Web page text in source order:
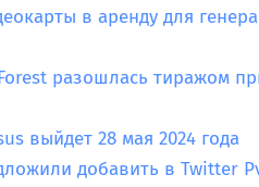
в аренду для
разошлась тиражом
выйдет 28 мая 2024 года
добавить в Twitter